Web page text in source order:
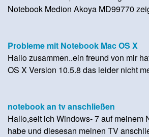
Notebook Medion Akoya MD99770
Probleme mit Notebook Mac OS X
Hallo zusammen..ein freund von mir
OS X Version 10.5.8 das leider nicht
notebook an tv anschließen
Hallo,seit ich Windows- 7 auf meinem
habe und diesesan meinen TV